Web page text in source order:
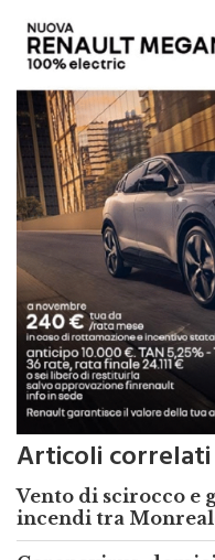
Articoli correlati
Vento di scirocco e
incendi tra